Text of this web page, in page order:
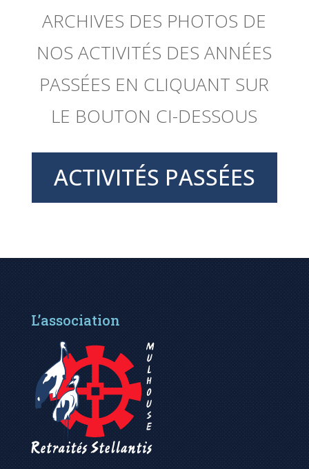
ARCHIVES DES PHOTOS DE
NOS ACTIVITÉS DES ANNÉES
PASSÉES EN CLIQUANT SUR
LE BOUTON CI-DESSOUS
ACTIVITÉS PASSÉES
L’association